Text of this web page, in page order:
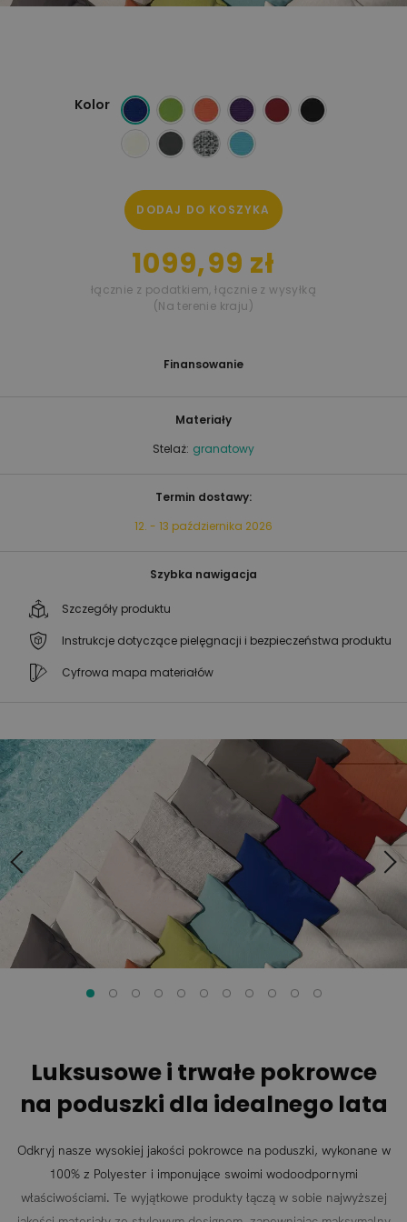
Kolor
DODAJ DO KOSZYKA
1099,99 zł
łącznie z podatkiem,łącznie z wysyłką
(Na terenie kraju)
Materiały
Stelaż: granatowy
Termin dostawy:
12. - 13 października 2026
Szybka nawigacja
Szczegóły produktu
Instrukcje dotyczące pielęgnacji i bezpieczeństwa produktu
Cyfrowa mapa materiałów
Finansowanie
Przejdź
na
koniec
galerii
Przejdź
na
początek
galerii
Luksusowe i trwałe pokrowce
na poduszki dla idealnego lata
Odkryj nasze wysokiej jakości pokrowce na poduszki, wykonane w
100% z Polyester i imponujące swoimi wodoodpornymi
właściwościami. Te wyjątkowe produkty łączą w sobie najwyższej